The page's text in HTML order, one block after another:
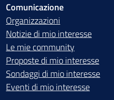
Comunicazione
Organizzazioni
Notizie di mio interesse
Le mie community
Proposte di mio interesse
Sondaggi di mio interesse
Eventi di mio interesse